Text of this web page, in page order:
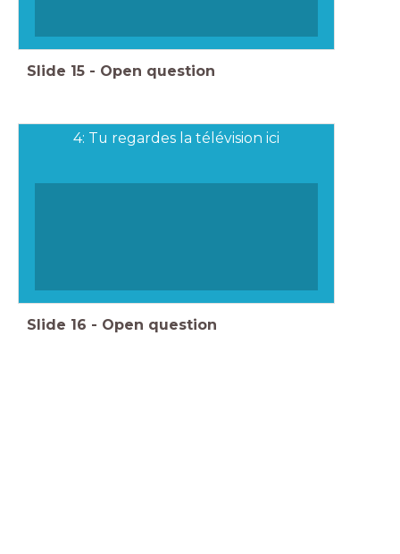
Slide 15 - Open question
4: Tu regardes la télévision ici
Slide 16 - Open question